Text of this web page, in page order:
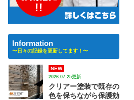
Information
〜日々の記録を更新してます！〜
NEW
2026.07.25更新
クリアー塗装で既存の
色を保ちながら保護効